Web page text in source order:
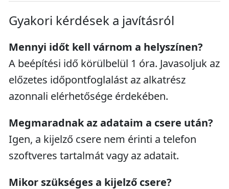
Gyakori kérdések a javításról
Mennyi időt kell várnom a helyszínen?
A beépítési idő körülbelül 1 óra. Javasoljuk az
előzetes időpontfoglalást az alkatrész
azonnali elérhetősége érdekében.
Megmaradnak az adataim a csere után?
Igen, a kijelző csere nem érinti a telefon
szoftveres tartalmát vagy az adatait.
Mikor szükséges a kijelző csere?